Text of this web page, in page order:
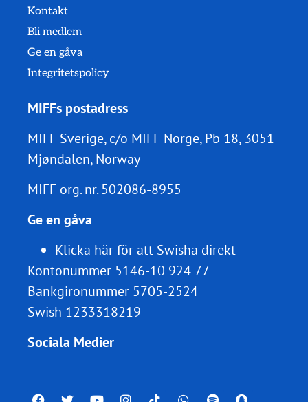
Kontakt
Bli medlem
Ge en gåva
Integritetspolicy
MIFFs postadress
MIFF Sverige, c/o MIFF Norge, Pb 18, 3051
Mjøndalen, Norway
MIFF org. nr.502086-8955
Ge en gåva
Klicka här för att Swisha direkt
Kontonummer 5146-10 924 77
Bankgironummer 5705-2524
Swish 1233318219
Sociala Medier